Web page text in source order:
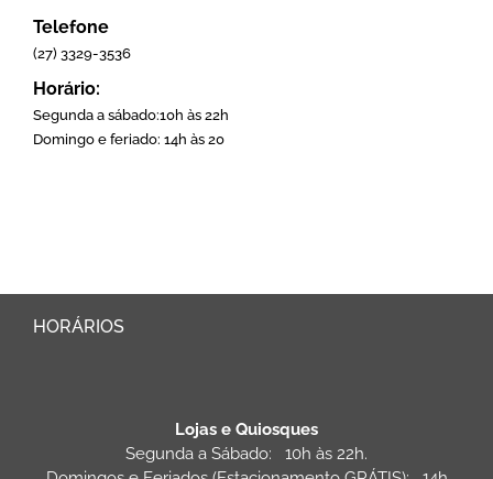
Telefone
(27) 3329-3536
Horário:
Segunda a sábado:10h às 22h
Domingo e feriado: 14h às 20
HORÁRIOS
Lojas e Quiosques
Segunda a Sábado: 10h às 22h.